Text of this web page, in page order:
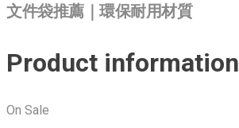
文件袋推薦｜環保耐用材質
Product information
On Sale